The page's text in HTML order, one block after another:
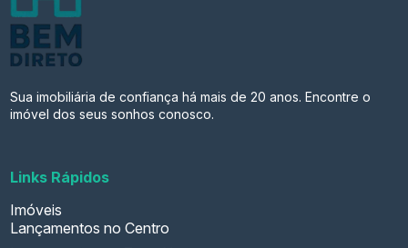
Sua imobiliária de confiança há mais de 20 anos. Encontre o
imóvel dos seus sonhos conosco.
Links Rápidos
Imóveis
Lançamentos no Centro